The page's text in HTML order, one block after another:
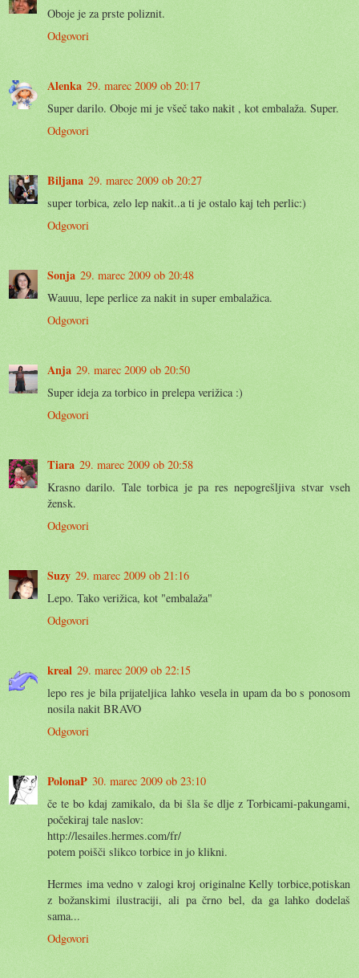
Oboje je za prste poliznit.
Odgovori
Alenka 29. marec 2009 ob 20:17
Super darilo. Oboje mi je všeč tako nakit , kot embalaža. Super.
Odgovori
Biljana 29. marec 2009 ob 20:27
super torbica, zelo lep nakit..a ti je ostalo kaj teh perlic:)
Odgovori
Sonja 29. marec 2009 ob 20:48
Wauuu, lepe perlice za nakit in super embalažica.
Odgovori
Anja 29. marec 2009 ob 20:50
Super ideja za torbico in prelepa verižica :)
Odgovori
Tiara 29. marec 2009 ob 20:58
Krasno darilo. Tale torbica je pa res nepogrešljiva stvar vseh
žensk.
Odgovori
Suzy 29. marec 2009 ob 21:16
Lepo. Tako verižica, kot "embalaža"
Odgovori
kreal 29. marec 2009 ob 22:15
lepo res je bila prijateljica lahko vesela in upam da bo s ponosom
nosila nakit BRAVO
Odgovori
PolonaP 30. marec 2009 ob 23:10
če te bo kdaj zamikalo, da bi šla še dlje z Torbicami-pakungami,
počekiraj tale naslov:
http://lesailes.hermes.com/fr/
potem poišči slikco torbice in jo klikni.
Hermes ima vedno v zalogi kroj originalne Kelly torbice,potiskan
z božanskimi ilustraciji, ali pa črno bel, da ga lahko dodelaš
sama...
Odgovori